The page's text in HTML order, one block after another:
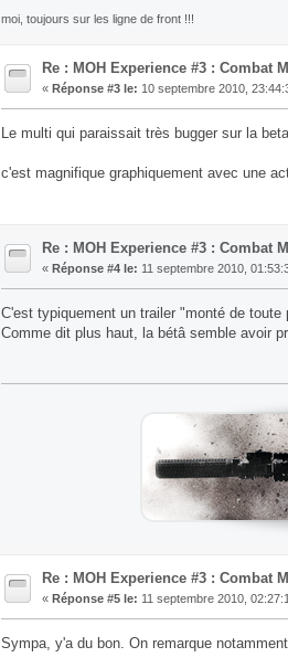
moi, toujours sur les ligne de front !!!
Re : MOH Experience #3 : Combat
« Réponse #3 le: 10 septembre 2010,
Le multi qui paraissait très bugger sur la
c'est magnifique graphiquement avec une
Re : MOH Experience #3 : Combat
« Réponse #4 le: 11 septembre 2010,
C'est typiquement un trailer "monté de
Comme dit plus haut, la bétâ semble avoir
Re : MOH Experience #3 : Combat
« Réponse #5 le: 11 septembre 2010,
Sympa, y'a du bon. On remarque